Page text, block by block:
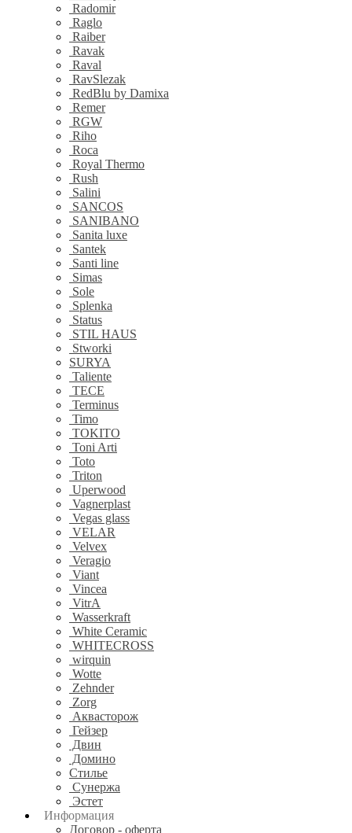
Radomir
Raglo
Raiber
Ravak
Raval
RavSlezak
RedBlu by Damixa
Remer
RGW
Riho
Roca
Royal Thermo
Rush
Salini
SANCOS
SANIBANO
Sanita luxe
Santek
Santi line
Simas
Sole
Splenka
Status
STIL HAUS
Stworki
SURYA
Taliente
TECE
Terminus
Timo
TOKITO
Toni Arti
Toto
Triton
Uperwood
Vagnerplast
Vegas glass
VELAR
Velvex
Veragio
Viant
Vincea
VitrA
Wasserkraft
White Ceramic
WHITECROSS
wirquin
Wotte
Zehnder
Zorg
Аквасторож
Гейзер
Двин
Домино
Стилье
Сунержа
Эстет
Информация
Договор - оферта